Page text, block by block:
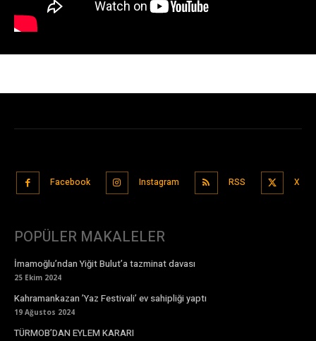
Facebook Instagram RSS X
POPÜLER MAKALELER
İmamoğlu’ndan Yiğit Bulut’a tazminat davası
25 Ekim 2024
Kahramankazan ’Yaz Festivali’ ev sahipliği yaptı
19 Ağustos 2024
TÜRMOB’DAN EYLEM KARARI